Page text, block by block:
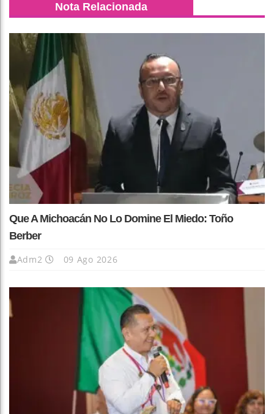
Nota Relacionada
Que A Michoacán No Lo Domine El Miedo: Toño
Berber
Adm2 09 Ago 2026